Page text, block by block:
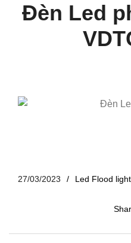
Đèn Led
27/03/2023 Led Flood